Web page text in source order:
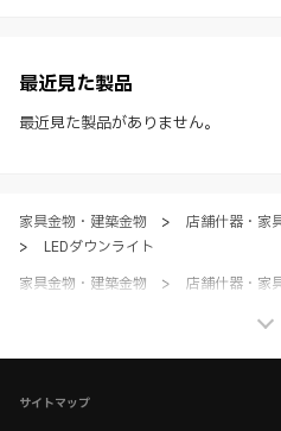
社製品の使用ご検討、又は販売促進
※ 本WEBサイト製品情報のご利用に
約、プライバシーポリシー、製品情
最近見た製品
最近見た製品がありません。
家具金物・建築金物 >
店舗什器・家
>
LEDダウンライト
家具金物・建築金物
>
店舗什器・家
サイトマップ